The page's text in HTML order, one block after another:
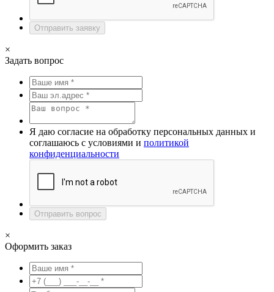
Отправить заявку
×
Задать вопрос
Я даю согласие на обработку персональных данных и
соглашаюсь с условиями и политикой
конфиденциальности
Отправить вопрос
×
Оформить заказ